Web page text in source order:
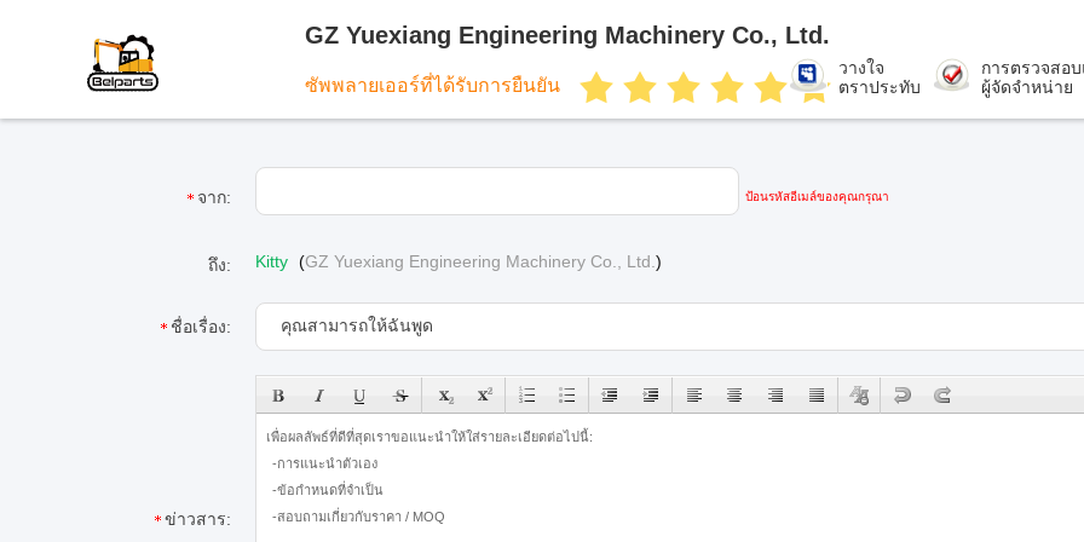
GZ Yuexiang Engineering Machinery Co., Ltd.
ซัพพลายเออร์ที่ได้รับการยืนยัน
วางใจ
ตราประทับ
การตรวจสอ
ผู้จัดจำหน่าย
จาก: ป้อนรหัสอีเมล์ของคุณกรุณา
ถึง: Kitty (GZ Yuexiang Engineering Machinery Co., Ltd. )
ชื่อเรื่อง:
ข่าวสาร: